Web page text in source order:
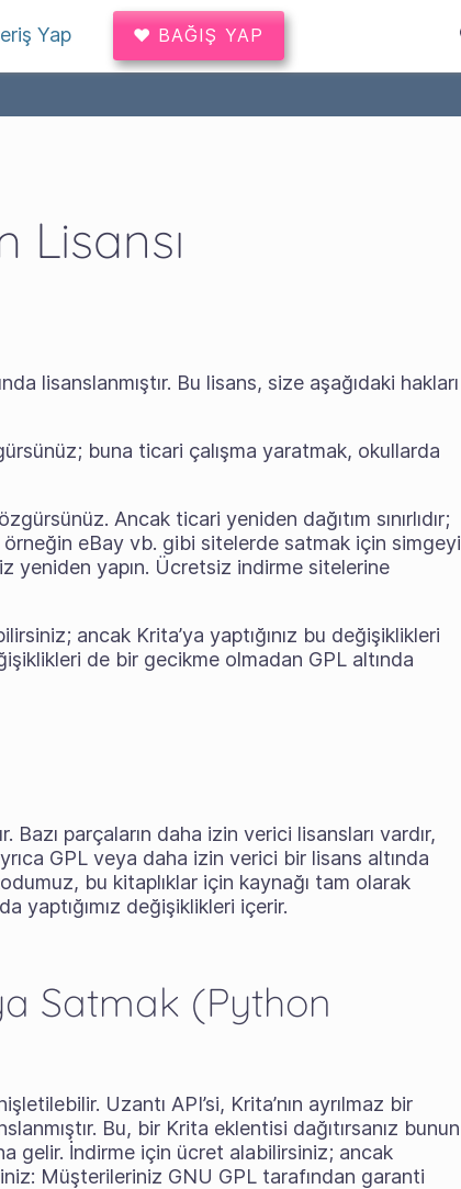
Yap ♥ BAĞIŞ YAP
Lisansı
lisanslanmıştır. Bu lisans, size aşağıdaki hakları
buna ticari çalışma yaratmak, okullarda
Ancak ticari yeniden dağıtım sınırlıdır;
örneğin eBay vb. gibi sitelerde satmak için simgeyi
yeniden yapın. Ücretsiz indirme sitelerine
ancak Krita’ya yaptığınız bu değişiklikleri
de bir gecikme olmadan GPL altında
parçaların daha izin verici lisansları vardır,
GPL veya daha izin verici bir lisans altında
bu kitaplıklar için kaynağı tam olarak
yaptığımız değişiklikleri içerir.
Satmak (Python
Uzantı API’si, Krita’nın ayrılmaz bir
Bu, bir Krita eklentisi dağıtırsanız bunun
gelir. İndirme için ücret alabilirsiniz; ancak
Müşterileriniz GNU GPL tarafından garanti